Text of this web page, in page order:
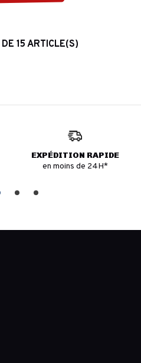
15 ARTICLE(S)
EXPÉDITION RAPIDE
en moins de 24H*